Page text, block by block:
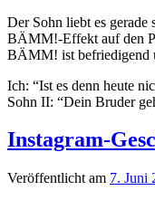
Der Sohn liebt es gerade
BÄMM!-Effekt auf den
BÄMM! ist befriedigend
Ich: “Ist es denn heute
Sohn II: “Dein Bruder
Instagram-
Veröffentlicht am 7. Juni